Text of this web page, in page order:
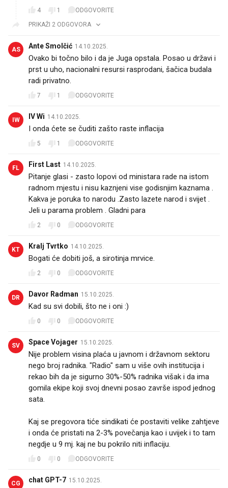
4 1
ODGOVORITE
PRIKAŽI 2 ODGOVORA
AS Ante Smolčić 14.10.2025.
Ovako bi točno bilo i da je Juga opstala. Posao u državi i
prst u uho, nacionalni resursi rasprodani, šačica budala
radi privatno.
7 1 ODGOVORITE
IW IV Wi 14.10.2025.
I onda ćete se čuditi zašto raste inflacija 🙈
5 1 ODGOVORITE
FL First Last 14.10.2025.
Pitanje glasi - zasto lopovi od ministara rade na istom
radnom mjestu i nisu kaznjeni vise godisnjim kaznama .
Kakva je poruka to narodu .Zasto lazete narod i svijet .
Jeli u parama problem . Gladni para
2 0 ODGOVORITE
KT Kralj Tvrtko 14.10.2025.
Bogati će dobiti još, a sirotinja mrvice.
2 0 ODGOVORITE
DR Davor Radman 15.10.2025.
Kad su svi dobili, što ne i oni :)
0 0 ODGOVORITE
SV Space Vojager 15.10.2025.
Nije problem visina plaća u javnom i državnom sektoru
nego broj radnika. "Radio" sam u više ovih institucija i
rekao bih da je sigurno 30%-50% radnika višak i da ima
gomila ekipe koji svoj dnevni posao završe ispod jednog
sata.
Kaj se pregovora tiće sindikati će postaviti velike zahtjeve
i onda će pristati na 2-3% povečanja kao i uvijek i to tam
negdje u 9 mj. kaj ne bu pokrilo niti inflaciju.
0 0 ODGOVORITE
CG chat GPT-7 15.10.2025.